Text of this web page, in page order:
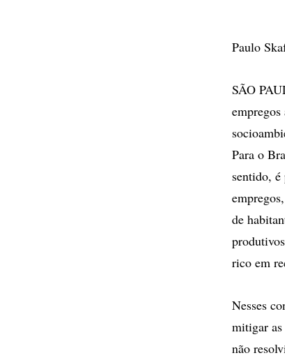
Paulo
SÃO
Para o
sentido,
de
rico em
Nesses
mitigar as
não